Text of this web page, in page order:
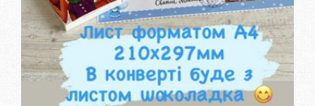
Дізнатися вартість та
замовити